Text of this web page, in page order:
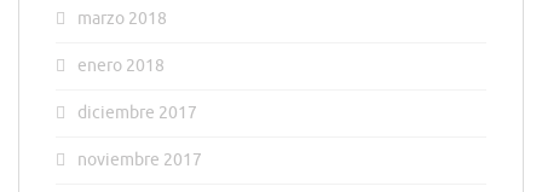
marzo 2018
enero 2018
diciembre 2017
noviembre 2017